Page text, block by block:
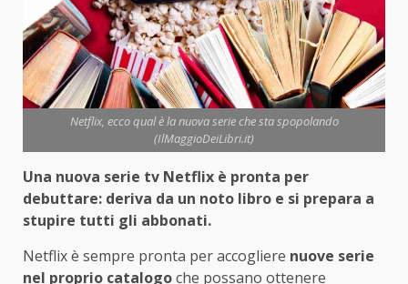
Netflix, ecco qual è la nuova serie che sta spopolando
(IlMaggioDeiLibri.it)
Una nuova serie tv Netflix è pronta per
debuttare: deriva da un noto libro e si prepara a
stupire tutti gli abbonati.
Netflix è sempre pronta per accogliere nuove serie
nel proprio catalogoche possano ottenere